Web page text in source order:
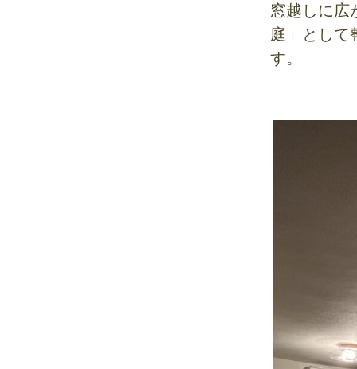
窓越しに広
庭」として
す。